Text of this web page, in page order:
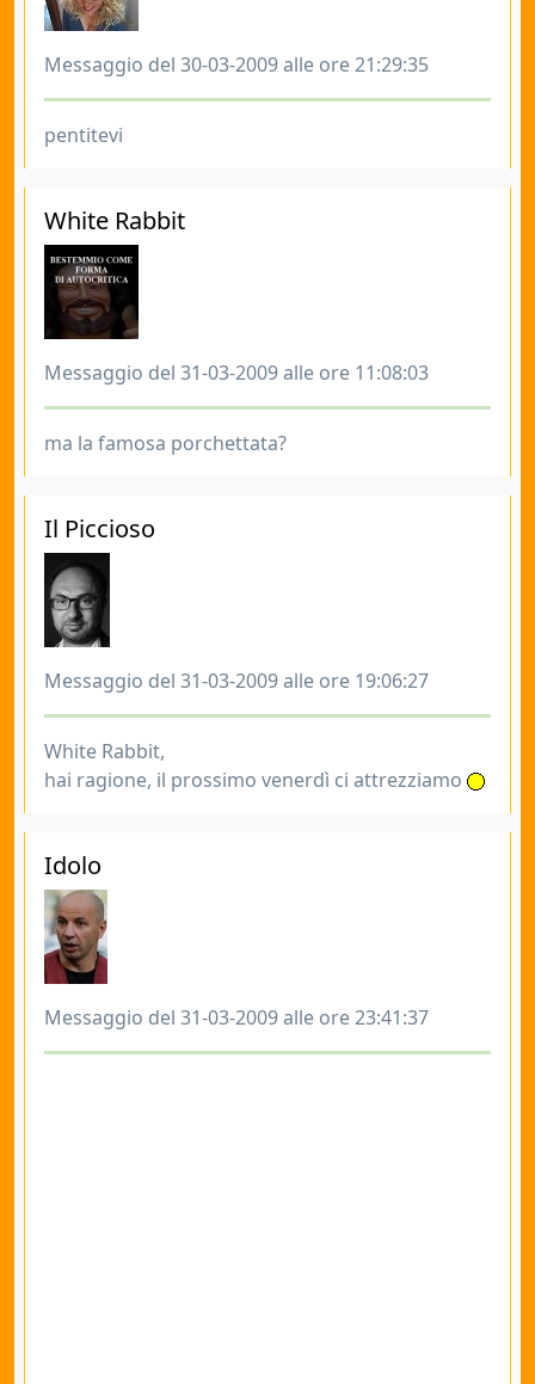
Messaggio del 30-03-2009 alle ore 21:29:35
pentitevi
White Rabbit
Messaggio del 31-03-2009 alle ore 11:08:03
ma la famosa porchettata?
Il Piccioso
Messaggio del 31-03-2009 alle ore 19:06:27
White Rabbit,
hai ragione, il prossimo venerdì ci attrezziamo
Idolo
Messaggio del 31-03-2009 alle ore 23:41:37